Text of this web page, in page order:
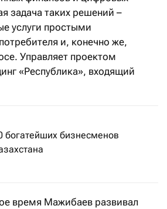
задача таких решений –
услуги простыми
и, конечно же,
Управляет проектом
«Республика», входящий
богатейших бизнесменов
время Мажибаев развивал